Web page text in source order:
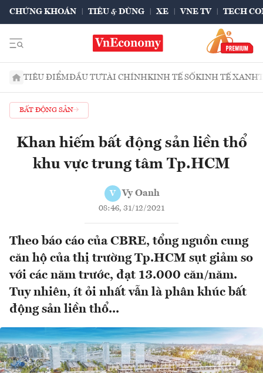
CHỨNG KHOÁN TIÊU & DÙNG XE VNE TV TECH
TIÊU ĐIỂMĐẦU TƯTÀI CHÍNHKINH TẾ SỐKINH TẾ XANH
BẤT ĐỘNG SẢN
Khan hiếm bất động sản liền thổ
khu vực trung tâm Tp.HCM
V Vy Oanh
08:46, 31/12/2021
Theo báo cáo của CBRE, tổng nguồn cung
căn hộ của thị trường Tp.HCM sụt giảm so
với các năm trước, đạt 13.000 căn/năm.
Tuy nhiên, ít ỏi nhất vẫn là phân khúc bất
động sản liền thổ...